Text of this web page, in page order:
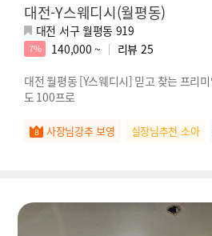
대전-Y스웨디시(월평동)
대전 서구 월평동 919
7% 140,000 ~ 리뷰 25
대전 월평동 [Y스웨디시] 믿고 찾는 프리
도 100프로
사장님강추 보영 실장님추천 소아